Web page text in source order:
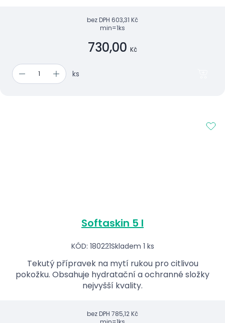
bez DPH 603,31 Kč
min=1ks
730,00 Kč
ks
Softaskin 5 l
KÓD: 180221Skladem 1 ks
Tekutý přípravek na mytí rukou pro citlivou
pokožku. Obsahuje hydratační a ochranné složky
nejvyšší kvality.
bez DPH 785,12 Kč